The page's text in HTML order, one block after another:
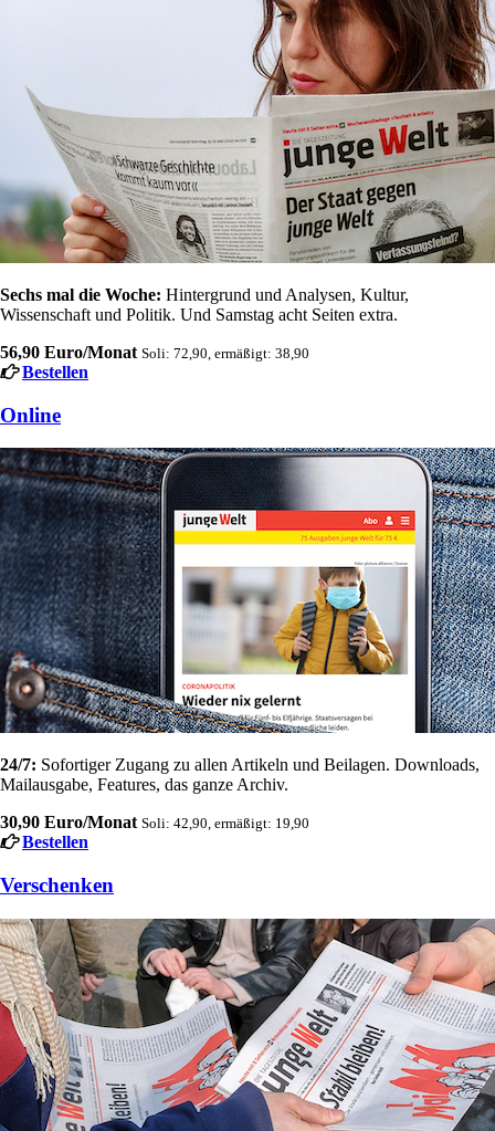
Sechs mal die Woche: Hintergrund und Analysen, Kultur,
Wissenschaft und Politik. Und Samstag acht Seiten extra.
56,90 Euro/Monat Soli: 72,90, ermäßigt: 38,90
Bestellen
Online
24/7: Sofortiger Zugang zu allen Artikeln und Beilagen. Downloads,
Mailausgabe, Features, das ganze Archiv.
30,90 Euro/Monat Soli: 42,90, ermäßigt: 19,90
Bestellen
Verschenken